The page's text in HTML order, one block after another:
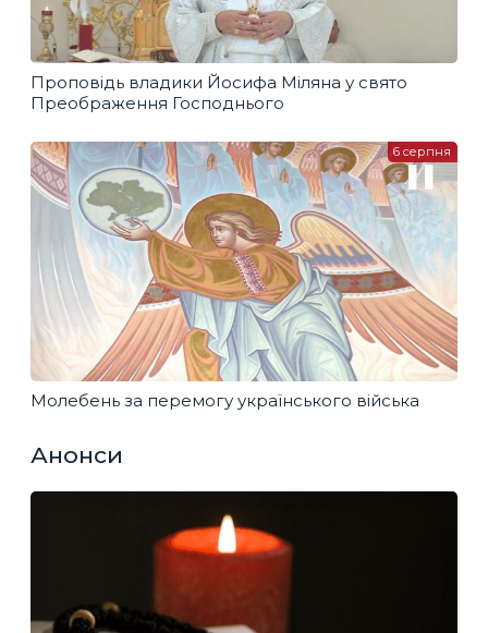
Проповідь владики Йосифа Міляна у свято
Преображення Господнього
Молебень за перемогу українського війська
6 серпня
Анонси